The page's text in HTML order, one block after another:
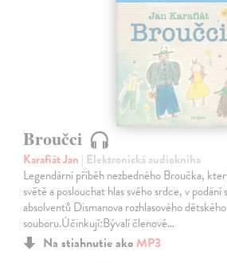
Broučci
Karafiát Jan | Elektronická audiokniha
Legendární příběh nezbedného Broučka,
světě a poslouchat hlas svého srdce, v podání
absolventů Dismanova rozhlasového dětského
souboru.Účinkují:Bývalí členové…
Na stiahnutie ako MP3